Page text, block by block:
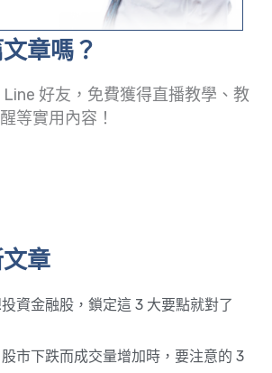
章嗎？
好友，免費獲得直播教學、教
等實用內容！
章
資金融股，鎖定這 3 大要點就對了
市下跌而成交量增加時，要注意的 3